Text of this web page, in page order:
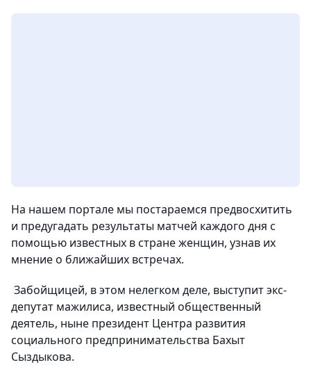
На нашем портале мы постараемся предвосхитить
и предугадать результаты матчей каждого дня с
помощью известных в стране женщин, узнав их
мнение о ближайших встречах.
Забойщицей, в этом нелегком деле, выступит экс-
депутат мажилиса, известный общественный
деятель, ныне президент Центра развития
социального предпринимательства Бахыт
Сыздыкова.